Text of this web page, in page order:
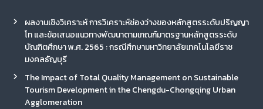
ผลงานเชิงวิเคราะห์ การวิเคราะห์ช่องว่างของหลักสูตรระดับปริญญา
โท และข้อเสนอแนวทางพัฒนาตามเกณฑ์มาตรฐานหลักสูตรระดับ
บัณฑิตศึกษา พ.ศ. 2565 : กรณีศึกษามหาวิทยาลัยเทคโนโลยีราช
มงคลธัญบุรี
The Impact of Total Quality Management on Sustainable
Tourism Development in the Chengdu-Chongqing Urban
Agglomeration